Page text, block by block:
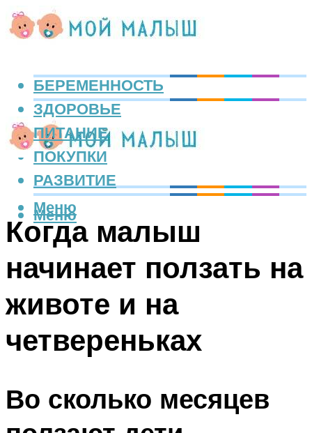
БЕРЕМЕННОСТЬ
ЗДОРОВЬЕ
ПИТАНИЕ
ПОКУПКИ
РАЗВИТИЕ
Меню
Меню
Когда малыш
начинает ползать на
животе и на
четвереньках
Во сколько месяцев